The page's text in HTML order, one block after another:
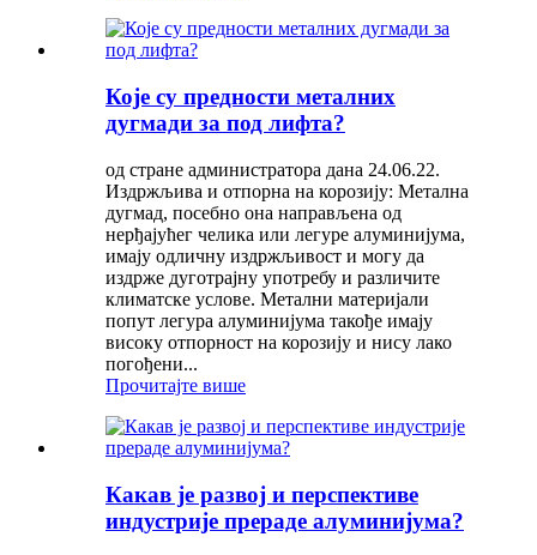
Које су предности металних
дугмади за под лифта?
од стране администратора дана 24.06.22.
Издржљива и отпорна на корозију: Метална
дугмад, посебно она направљена од
нерђајућег челика или легуре алуминијума,
имају одличну издржљивост и могу да
издрже дуготрајну употребу и различите
климатске услове. Метални материјали
попут легура алуминијума такође имају
високу отпорност на корозију и нису лако
погођени...
Прочитајте више
Какав је развој и перспективе
индустрије прераде алуминијума?